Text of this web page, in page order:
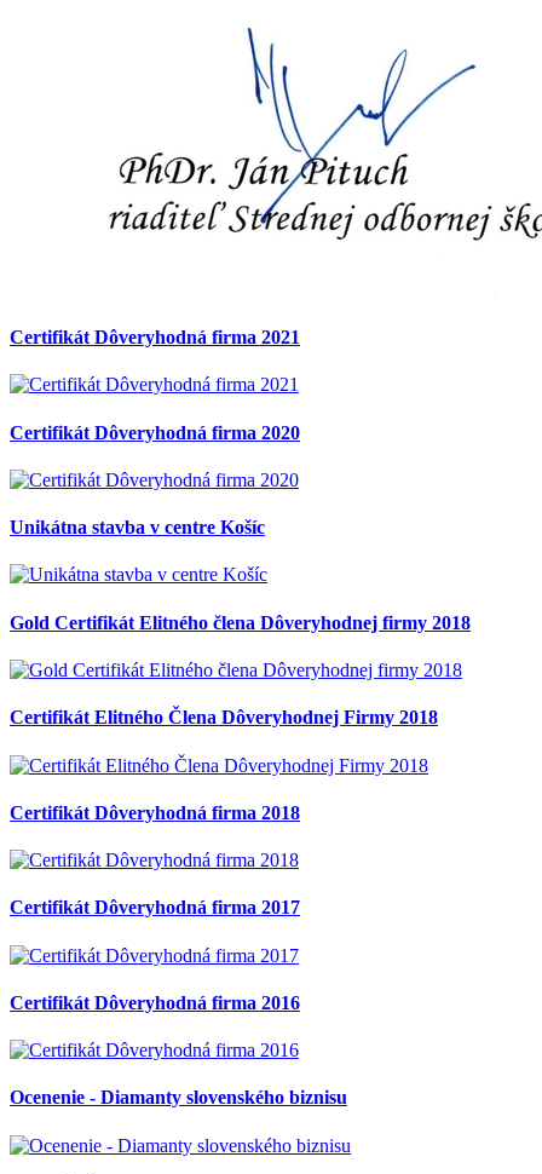
Certifikát Dôveryhodná firma 2021
Certifikát Dôveryhodná firma 2020
Unikátna stavba v centre Košíc
Gold Certifikát Elitného člena Dôveryhodnej firmy 2018
Certifikát Elitného Člena Dôveryhodnej Firmy 2018
Certifikát Dôveryhodná firma 2018
Certifikát Dôveryhodná firma 2017
Certifikát Dôveryhodná firma 2016
Ocenenie - Diamanty slovenského biznisu